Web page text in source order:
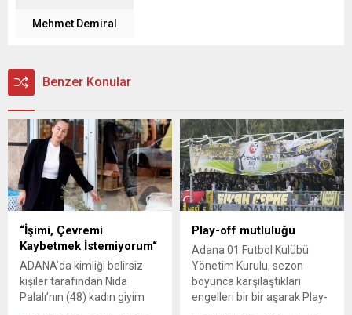
Mehmet Demiral
Benzer Konular
“İşimi, Çevremi
Kaybetmek İstemiyorum“
ADANA’da kimliği belirsiz
kişiler tarafından Nida
Palalı’nın (48) kadın giyim
Play-off mutluluğu
Adana 01 Futbol Kulübü
Yönetim Kurulu, sezon
boyunca karşılaştıkları
engelleri bir bir aşarak Play-